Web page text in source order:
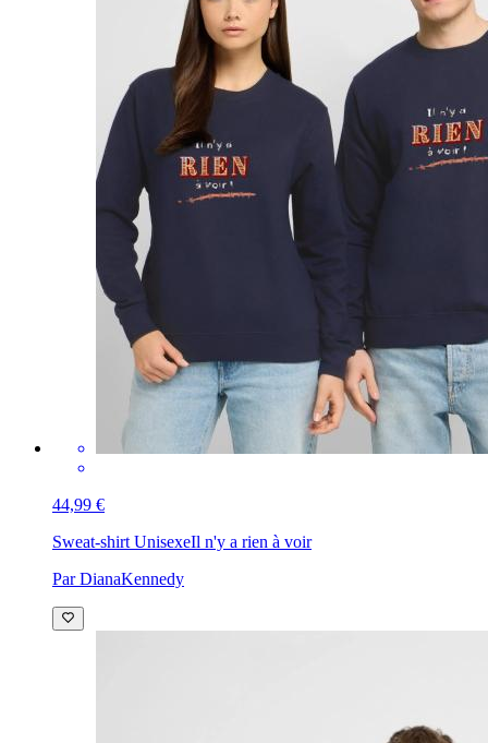
44,99 €
Sweat-shirt UnisexeIl n'y a rien à voir
Par DianaKennedy